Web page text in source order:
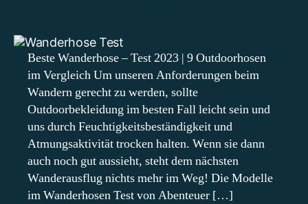
2023
9
im
Vergleich
Beste Wanderhose – Test 2023 | 9 Outdoorhosen
im Vergleich Um unseren Anforderungen beim
Wandern gerecht zu werden, sollte
Outdoorbekleidung im besten Fall leicht sein und
uns durch Feuchtigkeitsbeständigkeit und
Atmungsaktivität trocken halten. Wenn sie dann
auch noch gut aussieht, steht dem nächsten
Wanderausflug nichts mehr im Weg! Die Modelle
im Wanderhosen Test von Abenteuer […]